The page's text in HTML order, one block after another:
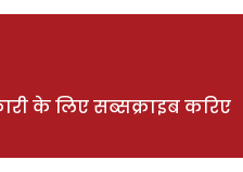
के लिए सब्सक्राइब करिए